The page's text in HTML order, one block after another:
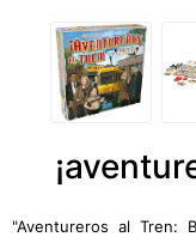
"Aventureros al